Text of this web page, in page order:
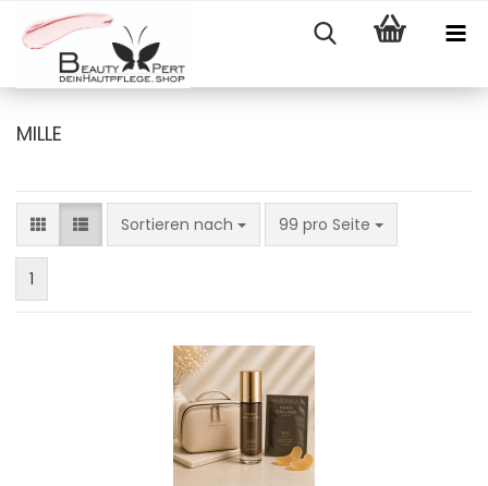
MILLE
Sortieren nach
Sortieren nach 99 pro Seite
pro Seite
1